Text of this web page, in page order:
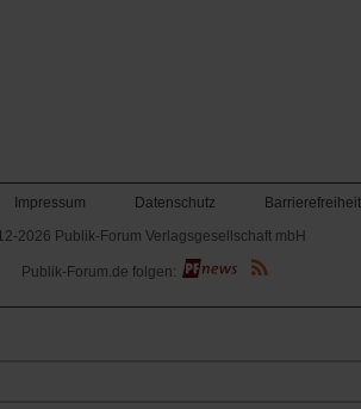
Impressum Datenschutz
Barrierefreiheit
2026 Publik-Forum Verlagsgesellschaft mbH
(Öffnet
in
neuen
Publik-Forum.de folgen: